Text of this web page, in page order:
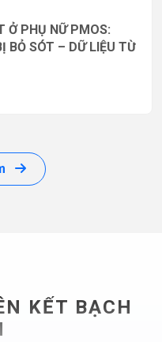
Ở PHỤ NỮ PMOS:
BỎ SÓT – DỮ LIỆU TỪ
KẾT BẠCH